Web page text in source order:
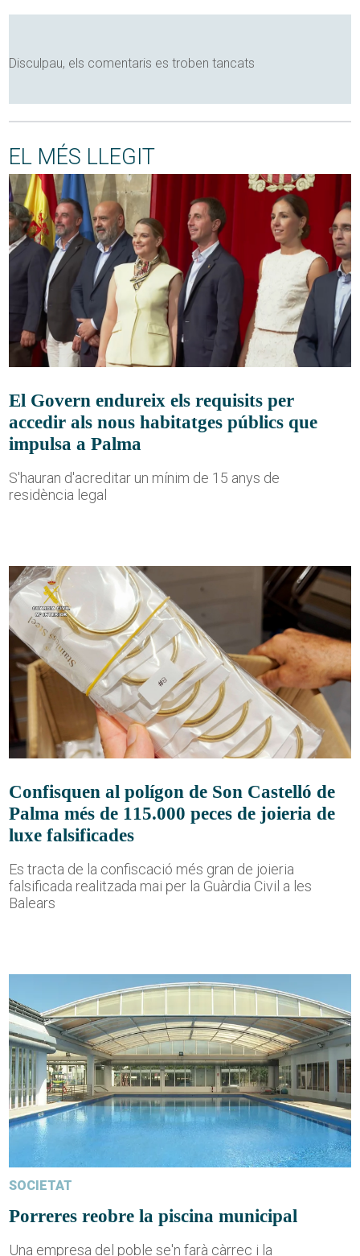
Disculpau, els comentaris es troben tancats
EL MÉS LLEGIT
El Govern endureix els requisits per
accedir als nous habitatges públics que
impulsa a Palma
S'hauran d'acreditar un mínim de 15 anys de
residència legal
Confisquen al polígon de Son Castelló de
Palma més de 115.000 peces de joieria de
luxe falsificades
Es tracta de la confiscació més gran de joieria
falsificada realitzada mai per la Guàrdia Civil a les
Balears
SOCIETAT
Porreres reobre la piscina municipal
Una empresa del poble se'n farà càrrec i la